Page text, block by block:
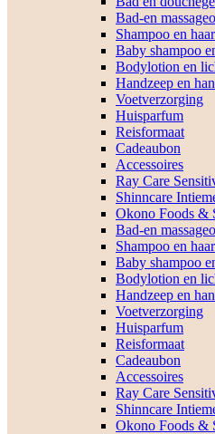
Bad-en
Shampoo en
Baby shampoo
Bodylotion en
Handzeep en
Voetverzorging
Huisparfum
Reisformaat
Cadeaubon
Accessoires
Ray Care
Shinncare
Okono Foods &
Bad-en
Shampoo en
Baby shampoo
Bodylotion en
Handzeep en
Voetverzorging
Huisparfum
Reisformaat
Cadeaubon
Accessoires
Ray Care
Shinncare
Okono Foods &